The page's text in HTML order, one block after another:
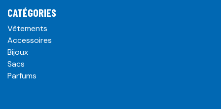
CATÉGORIES
Vêtements
Accessoires
Bijoux
Sacs
Parfums